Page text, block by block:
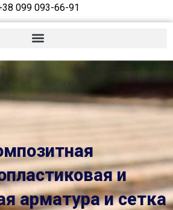
099 093-66-91
и
арматура и сетка